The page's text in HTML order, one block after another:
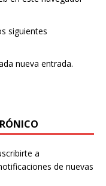
siguientes
nueva entrada.
a
de nuevas